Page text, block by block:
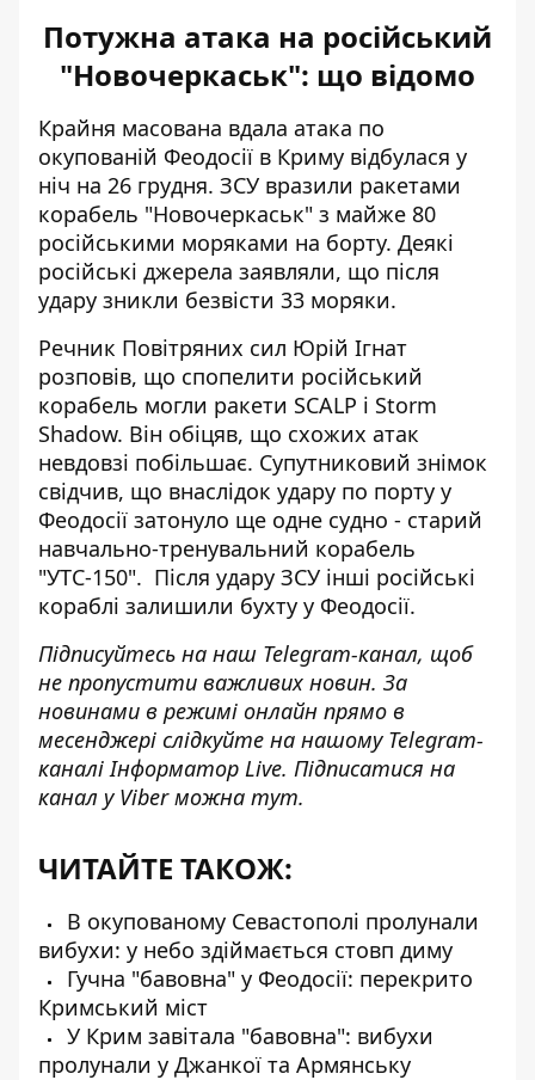
Потужна атака на російський
"Новочеркаськ": що відомо
Крайня масована вдала атака по
окупованій Феодосії в Криму відбулася у
ніч на 26 грудня. ЗСУ вразили ракетами
корабель "Новочеркаськ" з майже 80
російськими моряками на борту. Деякі
російські джерела заявляли, що після
удару зникли безвісти 33 моряки.
Речник Повітряних сил Юрій Ігнат
розповів, що спопелити російський
корабель могли ракети SCALP і Storm
Shadow. Він обіцяв, що схожих атак
невдовзі побільшає. Супутниковий знімок
свідчив, що внаслідок удару по порту у
Феодосії затонуло ще одне судно - старий
навчально-тренувальний корабель
"УТС-150". Після удару ЗСУ інші російські
кораблі залишили бухту у Феодосії.
Підписуйтесь на наш Telegram-канал, щоб
не пропустити важливих новин. За
новинами в режимі онлайн прямо в
месенджері слідкуйте на нашому Telegram-
каналіІнформатор Live. Підписатися на
канал у Viber можна тут.
ЧИТАЙТЕ ТАКОЖ:
В окупованому Севастополі пролунали
вибухи: у небо здіймається стовп диму
Гучна "бавовна" у Феодосії: перекрито
Кримський міст
У Крим завітала "бавовна": вибухи
пролунали у Джанкої та Армянську